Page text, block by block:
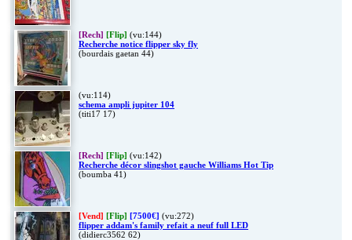
[Rech] [Flip] (vu:144)
Recherche notice flipper sky fly
(bourdais gaetan 44)
(vu:114)
schema ampli jupiter 104
(titi17 17)
[Rech] [Flip] (vu:142)
Recherche décor slingshot gauche Williams Hot Tip
(boumba 41)
[Vend] [Flip] [7500€] (vu:272)
flipper addam's family refait a neuf full LED
(didierc3562 62)